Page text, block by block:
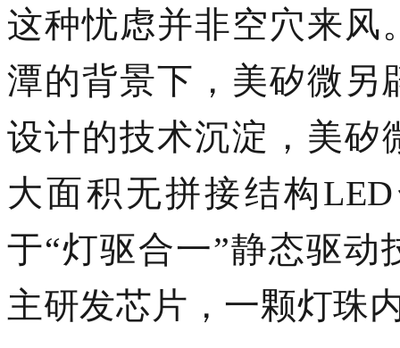
这种忧虑并非空穴来风
潭的背景下，美矽微另
设计的技术沉淀，美矽
大面积无拼接结构
于“灯驱合一”静态驱
主研发芯片，一颗灯珠